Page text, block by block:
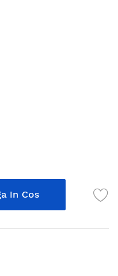
In Cos